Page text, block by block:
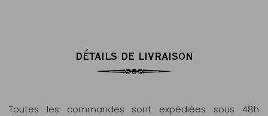
DÉTAILS DE LIVRAISON
Toutes les commandes sont expédiées sous 48h